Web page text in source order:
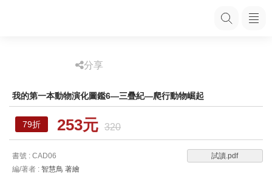
分享
我的第一本動物演化圖鑑6—三疊紀—爬行動物崛起
79折 253元 320
書號 : CAD06
編/著者 : 智慧鳥 著繪
試讀.pdf